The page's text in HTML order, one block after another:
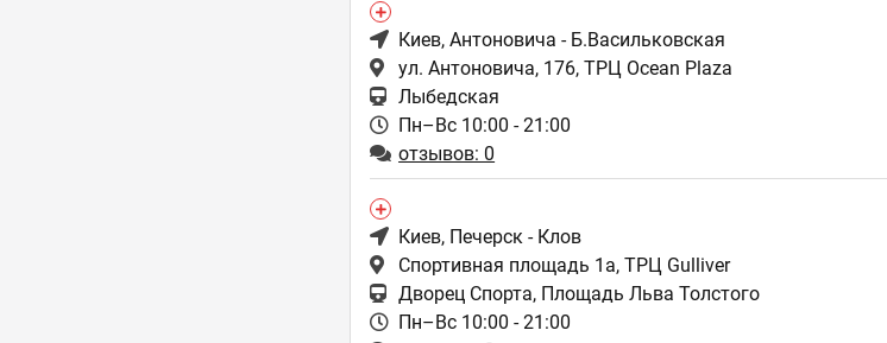
Киев, Антоновича - Б.Васильковская
ул. Антоновича, 176, ТРЦ Ocean Plaza
Лыбедская
Пн–Вс 10:00 - 21:00
отзывов: 0
Киев, Печерск - Клов
Спортивная площадь 1a, ТРЦ Gulliver
Дворец Спорта, Площадь Льва Толстого
Пн–Вс 10:00 - 21:00